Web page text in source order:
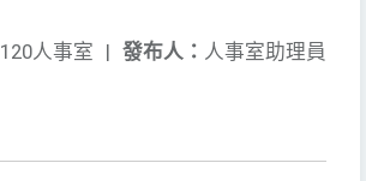
發布人： 人事室助理員
120人事室 |